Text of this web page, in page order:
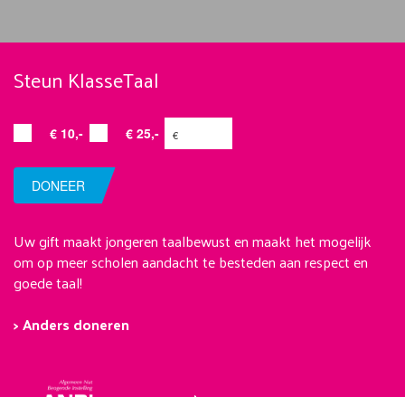
Steun KlasseTaal
€ 10,- € 25,-
DONEER
Uw gift maakt jongeren taalbewust en maakt het mogelijk
om op meer scholen aandacht te besteden aan respect en
goede taal!
> Anders doneren